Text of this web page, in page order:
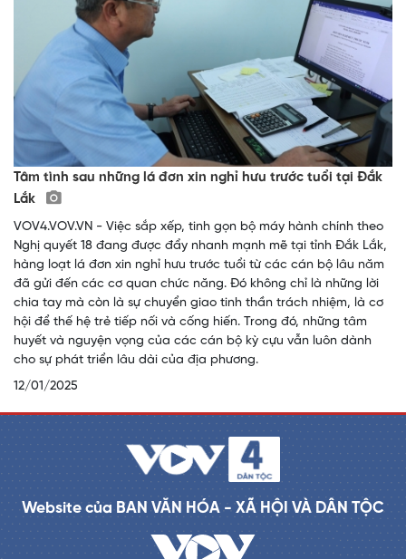
Tâm tình sau những lá đơn xin nghỉ hưu trước tuổi tại Đắk
Lắk
VOV4.VOV.VN - Việc sắp xếp, tinh gọn bộ máy hành chính theo
Nghị quyết 18 đang được đẩy nhanh mạnh mẽ tại tỉnh Đắk Lắk,
hàng loạt lá đơn xin nghỉ hưu trước tuổi từ các cán bộ lâu năm
đã gửi đến các cơ quan chức năng. Đó không chỉ là những lời
chia tay mà còn là sự chuyển giao tinh thần trách nhiệm, là cơ
hội để thế hệ trẻ tiếp nối và cống hiến. Trong đó, những tâm
huyết và nguyện vọng của các cán bộ kỳ cựu vẫn luôn dành
cho sự phát triển lâu dài của địa phương.
12/01/2025
Website của BAN VĂN HÓA - XÃ HỘI VÀ DÂN TỘC